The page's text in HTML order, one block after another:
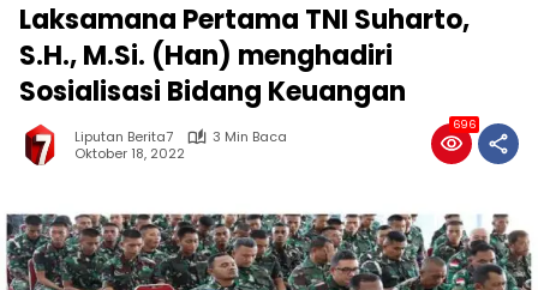
Laksamana Pertama TNI Suharto,
S.H., M.Si. (Han) menghadiri
Sosialisasi Bidang Keuangan
Liputan Berita7
3 Min Baca
Oktober 18, 2022
696